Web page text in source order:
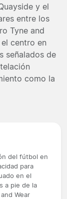
y el
entre los
Tyne and
centro en
señalados de
como la
del fútbol en
para
en el
a pie de la
Wear